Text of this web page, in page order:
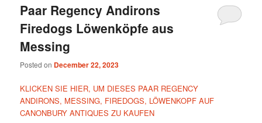
Paar Regency Andirons
Firedogs Löwenköpfe aus
Messing
Posted on December 22, 2023
KLICKEN SIE HIER, UM DIESES PAAR REGENCY
ANDIRONS, MESSING, FIREDOGS, LÖWENKOPF AUF
CANONBURY ANTIQUES ZU KAUFEN